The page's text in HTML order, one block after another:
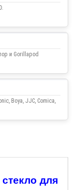
и Gorillapod
Boya, JJC, Comica,
для